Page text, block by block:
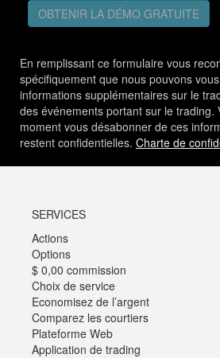
OBTENIR LA DÉMO GRATUITE
En remplissant ce formulaire vous
spécifiquement que nous pouvons
informations supplémentaires sur le
des événements portant sur le trading.
moment vous désabonner de ces
restent confidentielles. Charte de
SERVICES
Actions
Options
$ 0,00 commission
Choix de service
Economisez de l’argent
Comparez les courtiers
Plateforme Web
Application de trading